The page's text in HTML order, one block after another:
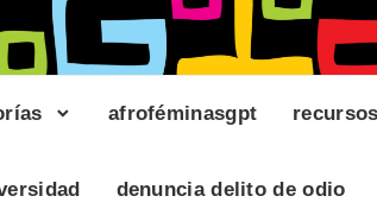
afroféminasgpt
denuncia delito de odio